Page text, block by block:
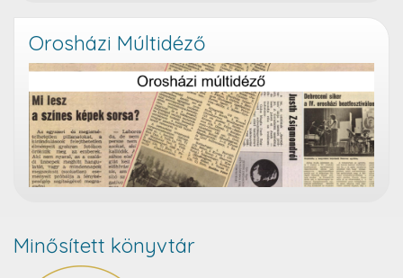
Orosházi Múltidéző
Minősített könyvtár